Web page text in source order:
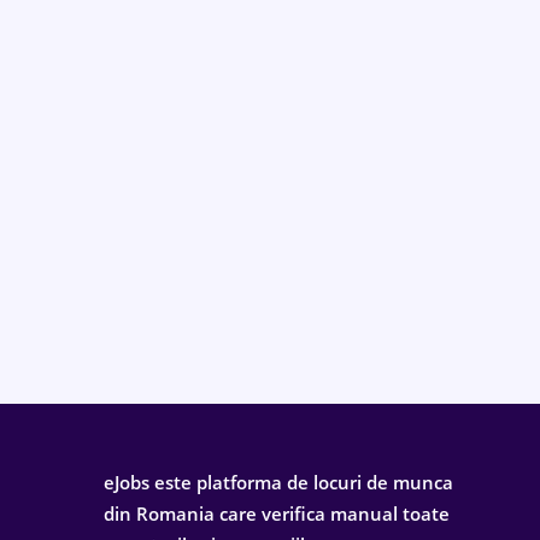
eJobs este platforma de locuri de munca
din Romania care verifica manual toate